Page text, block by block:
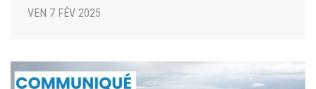
VEN 7 FÉV 2025